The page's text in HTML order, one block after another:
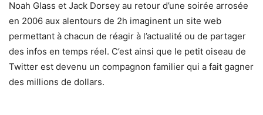
Noah Glass et Jack Dorsey au retour d’une soirée arrosée
en 2006 aux alentours de 2h imaginent un site web
permettant à chacun de réagir à l’actualité ou de partager
des infos en temps réel. C’est ainsi que le petit oiseau de
Twitter est devenu un compagnon familier qui a fait gagner
des millions de dollars.